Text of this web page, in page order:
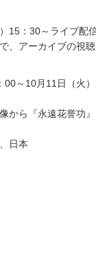
15：30～ライブ配
アーカイブの視
～10月11日（火）
ら『永遠花誉功
日本